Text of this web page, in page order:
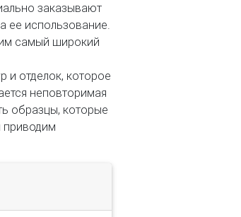
заказывают
ее использование.
самый широкий
и отделок, которое
неповторимая
образцы, которые
приводим